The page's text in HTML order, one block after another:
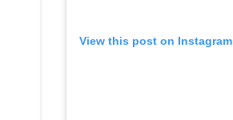
View this post on Instagram